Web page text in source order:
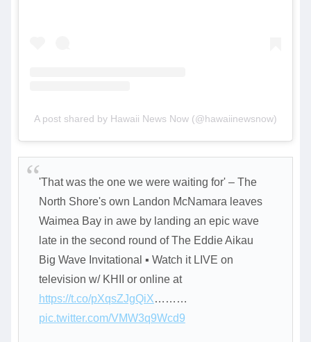
A post shared by Hawaii News Now (@hawaiinewsnow)
'That was the one we were waiting for' – The
North Shore's own Landon McNamara leaves
Waimea Bay in awe by landing an epic wave
late in the second round of The Eddie Aikau
Big Wave Invitational ▪️ Watch it LIVE on
television w/ KHII or online at
https://t.co/pXqsZJgQiX………
pic.twitter.com/VMW3q9Wcd9